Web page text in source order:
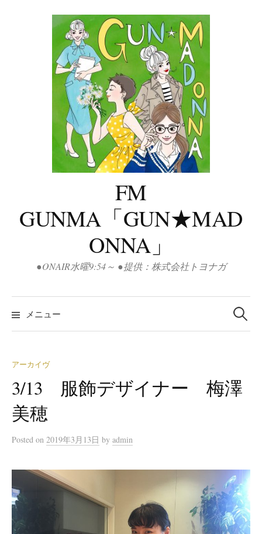
FM
GUNMA「GUN★MAD
ONNA」
●ONAIR水曜9:54～ ●提供：株式会社トヨナガ
メニュー
検
索:
アーカイヴ
3/13 服飾デザイナー 梅澤
美穂
Posted on 2019年3月13日 by admin